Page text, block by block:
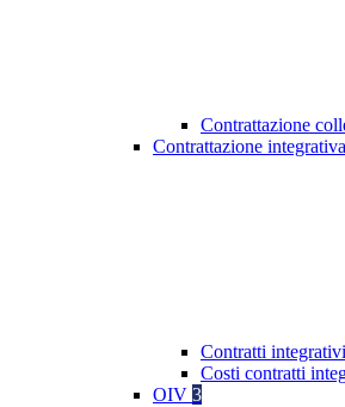
Contrattazione
Contrattazione integrativa
Contratti integrativi
Costi contratti
OIV 3